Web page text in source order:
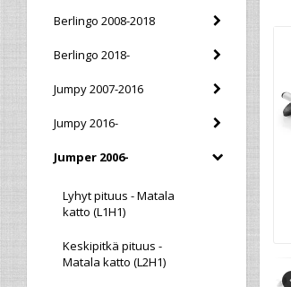
Berlingo 2008-2018
Berlingo 2018-
Jumpy 2007-2016
Jumpy 2016-
Jumper 2006-
Lyhyt pituus - Matala
katto (L1H1)
Keskipitkä pituus -
Matala katto (L2H1)